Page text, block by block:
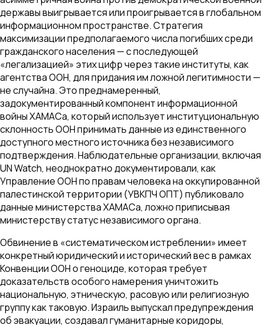
державы выигрывается или проигрывается в глобальном
информационном пространстве. Стратегия
максимизации предполагаемого числа погибших среди
гражданского населения — с последующей
«легализацией» этих цифр через такие институты, как
агентства ООН, для придания им ложной легитимности —
не случайна. Это преднамеренный,
задокументированный компонент информационной
войны ХАМАСа, который использует институциональную
склонность ООН принимать данные из единственного
доступного местного источника без независимого
подтверждения. Наблюдательные организации, включая
UN Watch, неоднократно документировали, как
Управление ООН по правам человека на оккупированной
палестинской территории (УВКПЧ ОПТ) публиковало
данные министерства ХАМАСа, ложно приписывая
министерству статус независимого органа.
Обвинение в «систематическом истреблении» имеет
конкретный юридический и исторический вес в рамках
Конвенции ООН о геноциде, которая требует
доказательств особого намерения уничтожить
национальную, этническую, расовую или религиозную
группу как таковую. Израиль выпускал предупреждения
об эвакуации, создавал гуманитарные коридоры,